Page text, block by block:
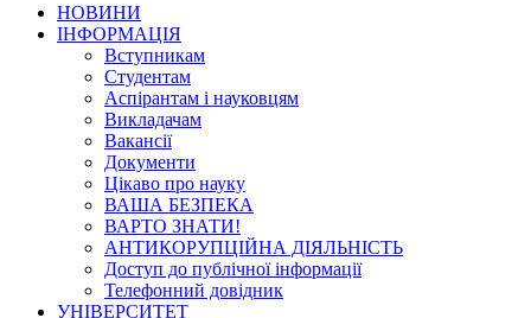
НОВИНИ
ІНФОРМАЦІЯ
Вступникам
Студентам
Аспірантам і науковцям
Викладачам
Вакансії
Документи
Цікаво про науку
ВАША БЕЗПЕКА
ВАРТО ЗНАТИ!
АНТИКОРУПЦІЙНА ДІЯЛЬНІСТЬ
Доступ до публічної інформації
Телефонний довідник
УНІВЕРСИТЕТ